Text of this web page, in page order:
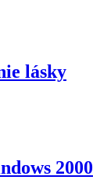
lásky
2000